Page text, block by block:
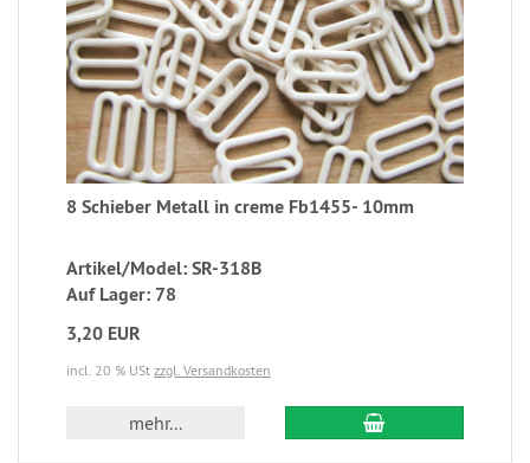
8 Schieber Metall in creme Fb1455- 10mm
Artikel/Model: SR-318B
Auf Lager: 78
3,20 EUR
incl. 20 % USt zzgl. Versandkosten
mehr...